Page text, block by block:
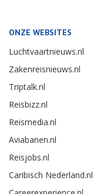
ONZE WEBSITES
Luchtvaartnieuws.nl
Zakenreisnieuws.nl
Triptalk.nl
Reisbizz.nl
Reismedia.nl
Aviabanen.nl
Reisjobs.nl
Caribisch Nederland.nl